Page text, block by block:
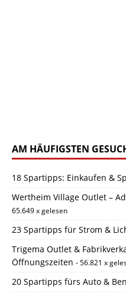
AM HÄUFIGSTEN
18 Spartipps: Einkaufen &
Wertheim Village Outlet –
65.649 x gelesen
23 Spartipps für Strom &
Trigema Outlet &
Öffnungszeiten - 56.821 x
20 Spartipps fürs Auto &